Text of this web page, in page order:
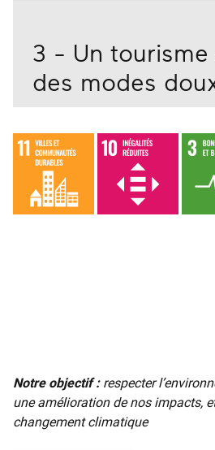
3 - Un tourisme
des modes
Notre objectif : respecter
une amélioration de nos impacts,
changement climatique